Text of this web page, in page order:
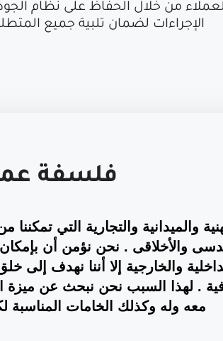
من خلال الحفاظ على نظام
الإجراءات لضمان تلبية جميع
فلسفة
والميدانية والتجارية التي
والأخلاقى . نحن نؤمن أن
والخارجية إلا أننا نهدف
. لهذا السبب نحن نبحث عن
معه وله وكذلك الخامات